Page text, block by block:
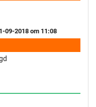
09-2018 om 11:08